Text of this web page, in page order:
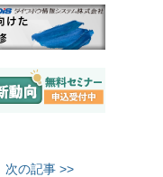
次の記事 >>